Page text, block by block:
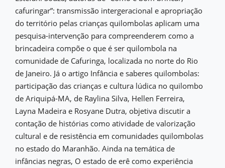
cafuringar”: transmissão intergeracional e apropriação
do território pelas crianças quilombolas aplicam uma
pesquisa-intervenção para compreenderem como a
brincadeira compõe o que é ser quilombola na
comunidade de Cafuringa, localizada no norte do Rio
de Janeiro. Já o artigo Infância e saberes quilombolas:
participação das crianças e cultura lúdica no quilombo
de Ariquipá-MA, de Raylina Silva, Hellen Ferreira,
Layna Madeira e Rosyane Dutra, objetiva discutir a
contação de histórias como atividade de valorização
cultural e de resistência em comunidades quilombolas
no estado do Maranhão. Ainda na temática de
infâncias negras, O estado de erê como experiência